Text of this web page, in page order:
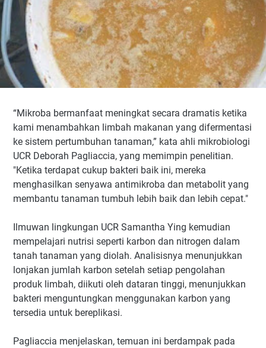
“Mikroba bermanfaat meningkat secara dramatis ketika
kami menambahkan limbah makanan yang difermentasi
ke sistem pertumbuhan tanaman,” kata ahli mikrobiologi
UCR Deborah Pagliaccia, yang memimpin penelitian.
"Ketika terdapat cukup bakteri baik ini, mereka
menghasilkan senyawa antimikroba dan metabolit yang
membantu tanaman tumbuh lebih baik dan lebih cepat."
Ilmuwan lingkungan UCR Samantha Ying kemudian
mempelajari nutrisi seperti karbon dan nitrogen dalam
tanah tanaman yang diolah. Analisisnya menunjukkan
lonjakan jumlah karbon setelah setiap pengolahan
produk limbah, diikuti oleh dataran tinggi, menunjukkan
bakteri menguntungkan menggunakan karbon yang
tersedia untuk bereplikasi.
Pagliaccia menjelaskan, temuan ini berdampak pada